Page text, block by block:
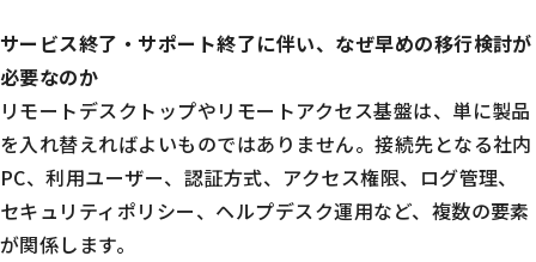
サービス終了・サポート終了に伴い、なぜ早めの移行検討が
必要なのか
リモートデスクトップやリモートアクセス基盤は、単に製品
を入れ替えればよいものではありません。接続先となる社内
PC、利用ユーザー、認証方式、アクセス権限、ログ管理、
セキュリティポリシー、ヘルプデスク運用など、複数の要素
が関係します。